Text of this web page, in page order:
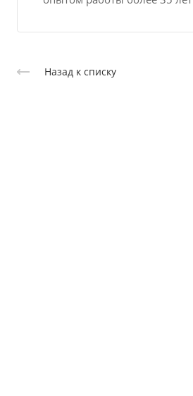
Назад к списку